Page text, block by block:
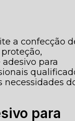
a confecção
para
para